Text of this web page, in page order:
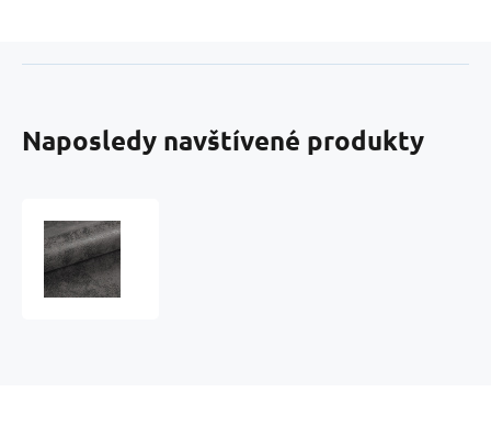
Naposledy navštívené produkty